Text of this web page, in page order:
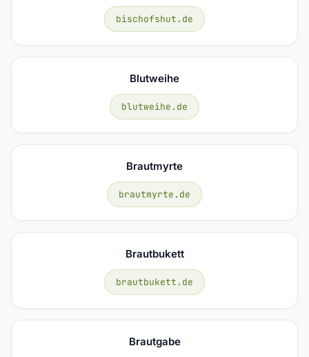
bischofshut.de
Blutweihe
blutweihe.de
Brautmyrte
brautmyrte.de
Brautbukett
brautbukett.de
Brautgabe